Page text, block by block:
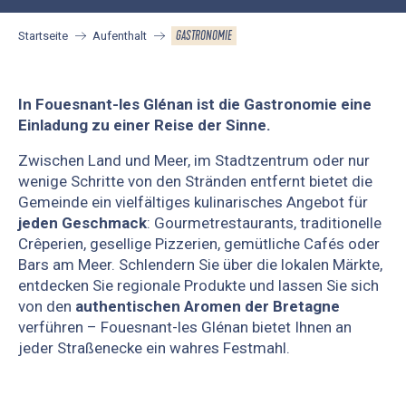
Startseite Aufenthalt GASTRONOMIE
In Fouesnant-les Glénan ist die Gastronomie eine
Einladung zu einer Reise der Sinne.
Zwischen Land und Meer, im Stadtzentrum oder nur
wenige Schritte von den Stränden entfernt bietet die
Gemeinde ein vielfältiges kulinarisches Angebot für
jeden Geschmack: Gourmetrestaurants, traditionelle
Crêperien, gesellige Pizzerien, gemütliche Cafés oder
Bars am Meer. Schlendern Sie über die lokalen Märkte,
entdecken Sie regionale Produkte und lassen Sie sich
von den authentischen Aromen der Bretagne
verführen – Fouesnant-les Glénan bietet Ihnen an
jeder Straßenecke ein wahres Festmahl.